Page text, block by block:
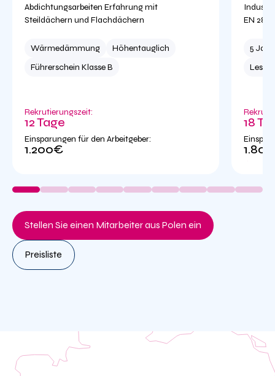
Abdichtungsarbeiten Erfahrung mit
Steildächern und Flachdächern
Wärmedämmung
Höhentauglich
Führerschein Klasse B
Rekrutierungszeit:
12 Tage
Einsparungen für den Arbeitgeber:
1.200€
EN 287-1
5
18
Stellen Sie einen Mitarbeiter aus Polen ein
Preisliste